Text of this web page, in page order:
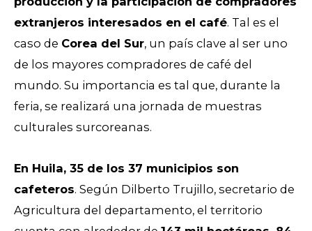
extranjeros interesados en el café. Tal es el
caso de Corea del Sur, un país clave al ser uno
de los mayores compradores de café del
mundo. Su importancia es tal que, durante la
feria, se realizará una jornada de muestras
culturales surcoreanas.
En Huila, 35 de los 37 municipios son
cafeteros. Según Dilberto Trujillo, secretario de
Agricultura del departamento, el territorio